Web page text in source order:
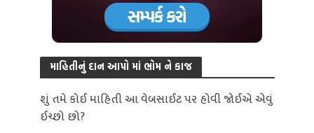
માહિતીનું દાન આપો માં ભોમ ને કાજ
શું તમે કોઈ માહિતી આ વેબસાઈટ પર હોવી જોઈએ એવું
ઈચ્છો છો?